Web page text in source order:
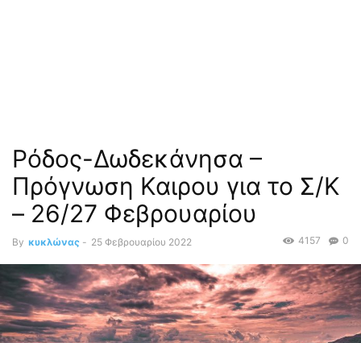
Ρόδος-Δωδεκάνησα –
Πρόγνωση Καιρου για το Σ/Κ
– 26/27 Φεβρουαρίου
By κυκλώνας - 25 Φεβρουαρίου 2022 0
4157